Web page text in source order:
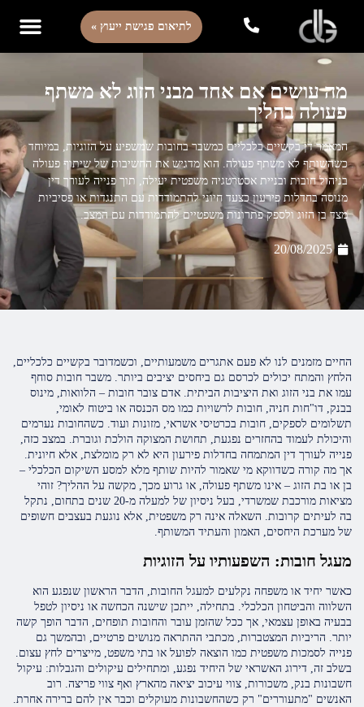
לתיאום פגישת ייעוץ »
מה עושים אם אחד מבני הזוג לא משתף
פעולה בהליך
המאמר דן בקשיים כלכליים כמשבר בחובות שמשפיע על הזוגיות, במיוחד
כשהשותף לא משתף פעולה. הוא מדגיש את החשיבות של שיתוף פעולה
בניהול חובות ובניית אסטרטגיה משפטית יעילה, תוך פנייה לעורך דין
מנוסה בחדלות פירעון כצעד חיוני להתמודדות עם התנגדות או פסיביות
מצד בן הזוג ולספק פתרונות משפטיים להתמודדות עם המצב.
20/08/2025
החיים מזמנים לנו לא פעם אתגרים משמעותיים, וכשמדובר בקשיים כלכליים,
הלחץ והמתח יכולים לכרסם גם ביחסים יציבים ביותר. משבר חובות סוחף
עמו את בני הזוג ואת היציבות הביתית. אדם צובר חובות – הלוואות, מינוס
בבנק, דו"חות חניה, חובות לרשויות כמו מס הכנסה או ביטוח לאומי,
תשלומים לספקים, חובות בכרטיסי אשראי, מזונות ועוד. כשהחובות נערמים
והיכולת לעמוד בהחזרים נפגעת, תחושת המצוקה הולכת וגוברת. במצב כזה,
פנייה לעורך דין המתמחה בחדלות פירעון היא לא רק מומלצת, אלא חיונית.
אך מה קורה כשדווקא מי שאמור להיות שותף מלא למסע השיקום הכלכלי –
בן או בת הזוג – אינו משתף פעולה, או גרוע מכך, מקשה על ההליך? זוהי
מציאות מורכבת שמשרדי, בעל ניסיון של למעלה מ-20 שנים בתחום, נתקל
בה לעיתים קרובות. השאלה אינה רק משפטית, אלא נוגעת בעצבים חשופים
של מערכת היחסים, האמון והעתיד המשותף.
מעגל חובות: השפעותיו על הזוגיות
כאשר יחיד או משפחה נקלעים למעגל החובות, הדבר הראשון שנפגע הוא
השלווה והביטחון הכלכלי. בתחילה, ייתכן שישנה הכחשה או ניסיון לטפל
בבעיה באופן עצמאי, אך ככל שהזמן עובר והחובות תופחים, הדבר הופך קשה
יותר. הריביות המצטברות, מכתבי ההתראה מנושים פרטיים, ובהמשך גם
פנייה לסמכות משפטית כמו הוצאה לפועל או בתי משפט, מייצרים לחץ עצום.
בשלב זה, דירוג האשראי של היחיד נפגע, ומתחילים עיקולים והגבלות: עיקול
חשבונות בנק, משכורות, צווי עיכוב יציאה מהארץ ואף צווי פריצה. רוב
האנשים "מתעוררים" רק כשהחשבונות מעוקלים וכבר אין להם ברירה אחרת.